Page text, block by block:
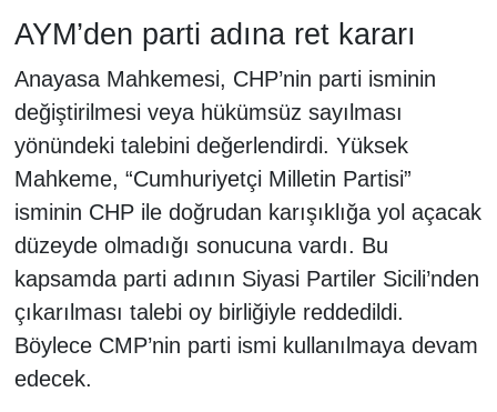
AYM’den parti adına ret kararı
Anayasa Mahkemesi, CHP’nin parti isminin
değiştirilmesi veya hükümsüz sayılması
yönündeki talebini değerlendirdi. Yüksek
Mahkeme, “Cumhuriyetçi Milletin Partisi”
isminin CHP ile doğrudan karışıklığa yol açacak
düzeyde olmadığı sonucuna vardı. Bu
kapsamda parti adının Siyasi Partiler Sicili’nden
çıkarılması talebi oy birliğiyle reddedildi.
Böylece CMP’nin parti ismi kullanılmaya devam
edecek.